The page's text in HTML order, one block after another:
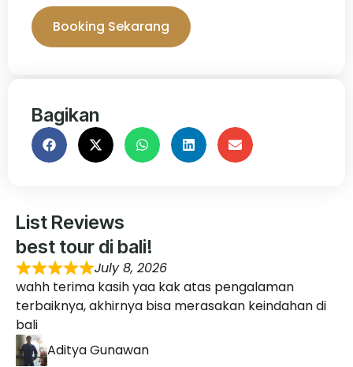
Booking Sekarang
Bagikan
List Reviews
best tour di bali!
July 8, 2026
wahh terima kasih yaa kak atas pengalaman
terbaiknya, akhirnya bisa merasakan keindahan di
bali
Aditya Gunawan